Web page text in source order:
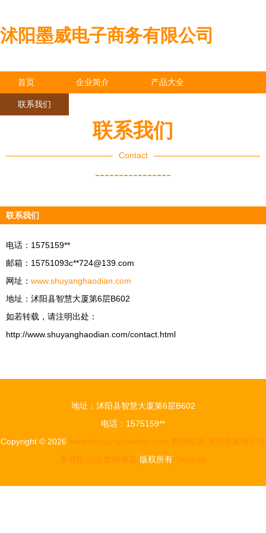
沭阳墨威电子商务有限公司
首页 企业简介 产品大全
联系我们
联系我们
Contact
----------------
联系我们
电话：1575159**
邮箱：15751093c**724@139.com
网址： www.shuyanghaodian.com
地址：沭阳县智慧大厦第6层B602
如若转载，请注明出处：
http://www.shuyanghaodian.com/contact.html
地址：沭阳县智慧大厦第6层B602
电话：1575159**
Copyright © 2026 www.shuyanghaodian.com 数码电器
沭阳墨威电子商
务有限公司
数码电器 版权所有 Sitemap